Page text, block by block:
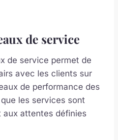
de service
de service permet de
avec les clients sur
de performance des
les services sont
attentes définies